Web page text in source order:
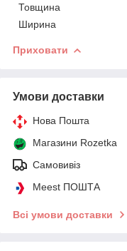
Товщина
Ширина
Приховати
Умови доставки
Нова Пошта
Магазини Rozetka
Самовивіз
Meest ПОШТА
Всі умови доставки